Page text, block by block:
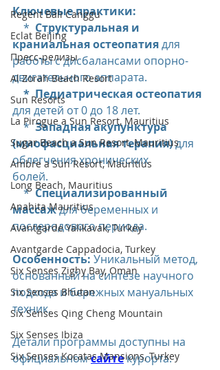
Regent Bali Canggu
Eclat Beijing
Пресс-релизы
Al Zorah Beach Resort
Sun Resorts
La Pirogue a Sun Resort, Mauritius
Sugar Beach a Sun Resort, Mauritius
Ambre a Sun Resort, Mauritius
Long Beach, Mauritius
Anahita Mauritius
Avantgarde Yalıkavak, Turkey
Avantgarde Cappadocia, Turkey
Six Senses Zighy Bay, Oman
Six Senses Bhutan
Six Senses Qing Cheng Mountain
Six Senses Ibiza
Six Senses Kocatas Mansions, Turkey
Ключевые практики:
    *
Структуральная и
краниальная остеопатия для
работы с дисбалансами опорно-
двигательного аппарата.
    *  Педиатрическая остеопатия
для детей от 0 до 18 лет.
    *
Западная акупунктура
(миофасциальная терапия) для
облегчения хронических
болей.
    *
Специализированный
массаж для беременных и
послеродового периода.
Особенность: Уникальный метод,
основанный на синтезе научного
подхода и бережных мануальных
техник.
Детали программы доступны на
официальном сайте курорта.